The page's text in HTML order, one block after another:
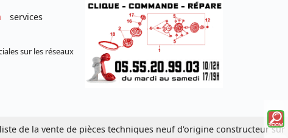
services
sur les réseaux
de la vente de pièces techniques neuf d'origine constructeur sur